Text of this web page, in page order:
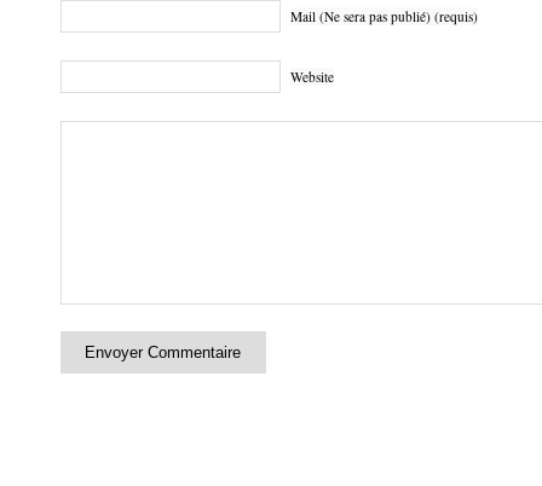
Mail (Ne sera pas publié) (requis)
Website